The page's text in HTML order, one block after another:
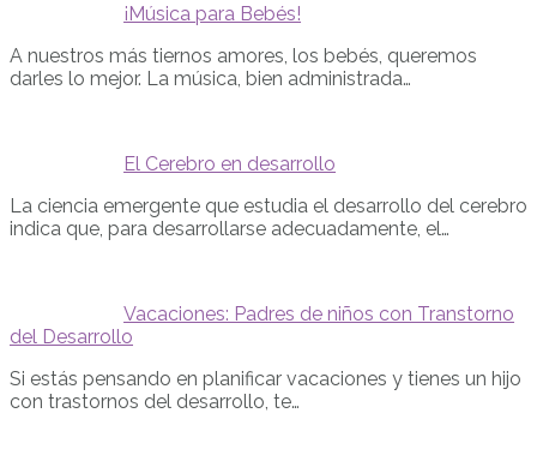
¡Música para Bebés!
A nuestros más tiernos amores, los bebés, queremos
darles lo mejor. La música, bien administrada…
El Cerebro en desarrollo
La ciencia emergente que estudia el desarrollo del cerebro
indica que, para desarrollarse adecuadamente, el…
Vacaciones: Padres de niños con Transtorno
del Desarrollo
Si estás pensando en planificar vacaciones y tienes un hijo
con trastornos del desarrollo, te…